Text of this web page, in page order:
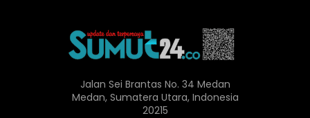
Jalan Sei Brantas No. 34 Medan
Medan, Sumatera Utara, Indonesia
20215